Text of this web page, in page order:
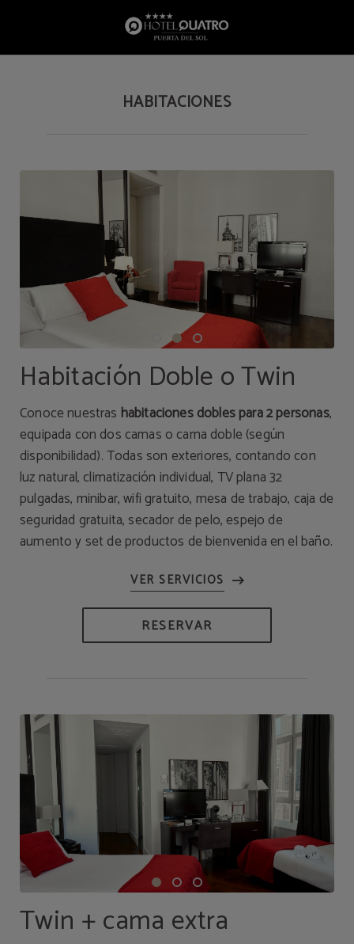
HABITACIONES
Habitación Doble o Twin
Conoce nuestras habitaciones dobles para 2 personas,
equipada con dos camas o cama doble (según
disponibilidad). Todas son exteriores, contando con
luz natural, climatización individual, TV plana 32
pulgadas, minibar, wifi gratuito, mesa de trabajo, caja de
seguridad gratuita, secador de pelo, espejo de
aumento y set de productos de bienvenida en el baño.
RESERVAR
Twin + cama extra